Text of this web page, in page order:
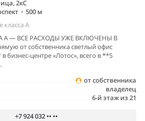
2кС
• 500 м
класса A
А — ВСЕ РАСХОДЫ УЖЕ ВКЛЮЧЕНЫ В
от собственника светлый офис
центре «Лотос», всего в **5
от собственника
владелец
6-й этаж из 21
+7 924 032 •• ••